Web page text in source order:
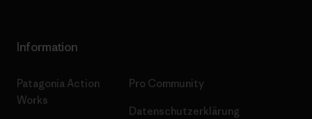
Information
Patagonia Action
Works
Pro Community
Datenschutzerklärung